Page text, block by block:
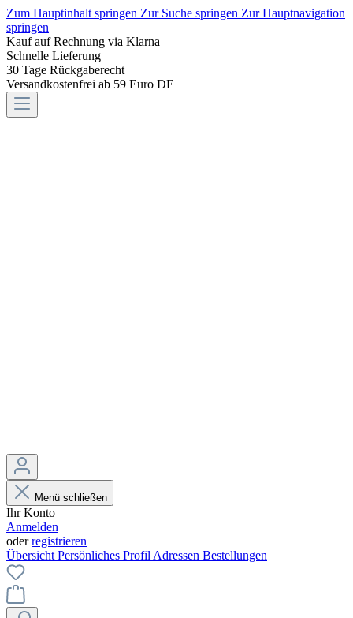
Zum Hauptinhalt springen Zur Suche springen Zur Hauptnavigation
springen
Kauf auf Rechnung via Klarna
Schnelle Lieferung
30 Tage Rückgaberecht
Versandkostenfrei ab 59 Euro DE
Menü schließen
Ihr Konto
Anmelden
oderregistrieren
Übersicht Persönliches Profil Adressen Bestellungen